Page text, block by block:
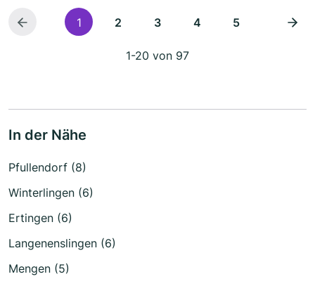
1 2 3 4 5
1-20 von 97
In der Nähe
Pfullendorf (8)
Winterlingen (6)
Ertingen (6)
Langenenslingen (6)
Mengen (5)